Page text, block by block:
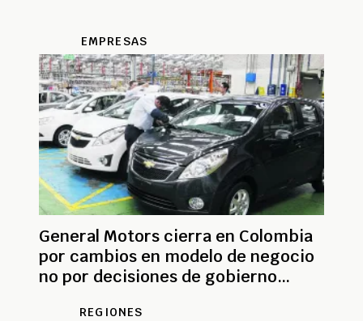
EMPRESAS
General Motors cierra en Colombia
por cambios en modelo de negocio
no por decisiones de gobierno
REGIONES